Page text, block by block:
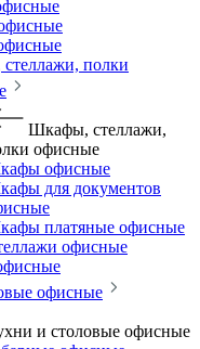
полки
Шкафы, стеллажи,
офисные
офисные
для документов
платяные офисные
офисные
офисные
и столовые офисные